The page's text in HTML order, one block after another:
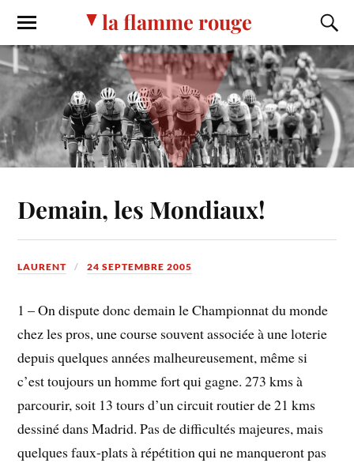
la flamme rouge
Demain, les Mondiaux!
LAURENT 24 SEPTEMBRE 2005
1 – On dispute donc demain le Championnat du monde
chez les pros, une course souvent associée à une loterie
depuis quelques années malheureusement, même si
c’est toujours un homme fort qui gagne. 273 kms à
parcourir, soit 13 tours d’un circuit routier de 21 kms
dessiné dans Madrid. Pas de difficultés majeures, mais
quelques faux-plats à répétition qui ne manqueront pas